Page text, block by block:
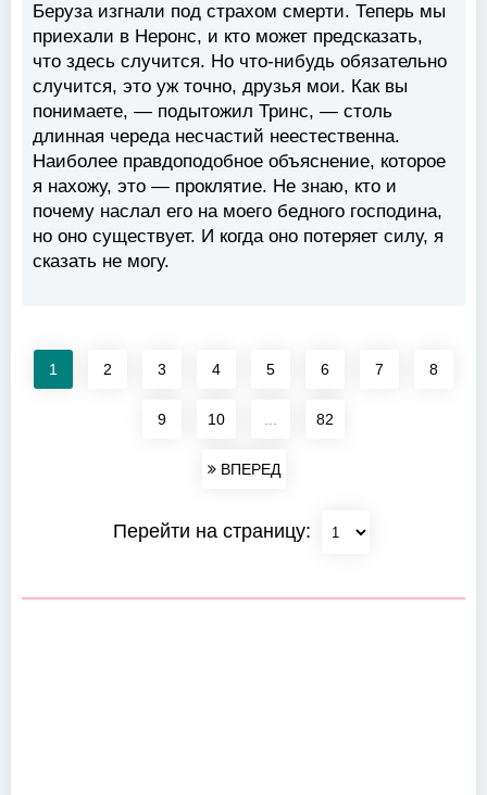
Беруза изгнали под страхом смерти. Теперь мы
приехали в Неронс, и кто может предсказать,
что здесь случится. Но что-нибудь обязательно
случится, это уж точно, друзья мои. Как вы
понимаете, — подытожил Тринс, — столь
длинная череда несчастий неестественна.
Наиболее правдоподобное объяснение, которое
я нахожу, это — проклятие. Не знаю, кто и
почему наслал его на моего бедного господина,
но оно существует. И когда оно потеряет силу, я
сказать не могу.
1 2 3 4 5 6 7 8
9 10 82
ВПЕРЕД
Перейти на страницу: